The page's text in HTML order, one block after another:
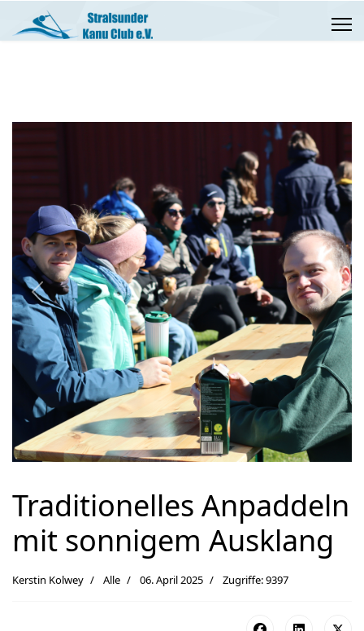
Previous Next
Traditionelles Anpaddeln
mit sonnigem Ausklang
Kerstin Kolwey Alle 06. April 2025 Zugriffe: 9397